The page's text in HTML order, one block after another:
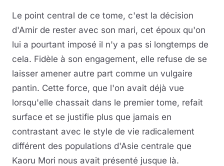
Le point central de ce tome, c'est la décision
d'Amir de rester avec son mari, cet époux qu'on
lui a pourtant imposé il n'y a pas si longtemps de
cela. Fidèle à son engagement, elle refuse de se
laisser amener autre part comme un vulgaire
pantin. Cette force, que l'on avait déjà vue
lorsqu'elle chassait dans le premier tome, refait
surface et se justifie plus que jamais en
contrastant avec le style de vie radicalement
différent des populations d'Asie centrale que
Kaoru Mori nous avait présenté jusque là.